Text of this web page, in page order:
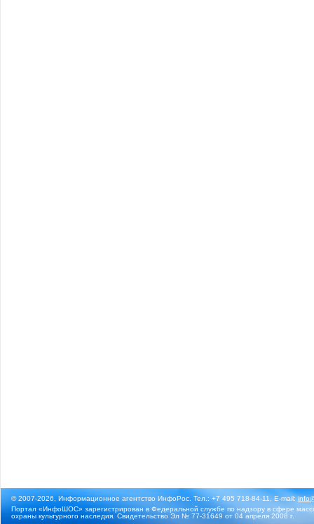
© 2007-2026, Информационное агентство ИнфоРос. Тел.: +7 495 718-84-11, E-mail:
Портал «ИнфоШОС» зарегистрирован в Федеральной службе по надзору в сфере
охраны культурного наследия. Свидетельство Эл № 77-31649 от 04 апреля 2008 г.